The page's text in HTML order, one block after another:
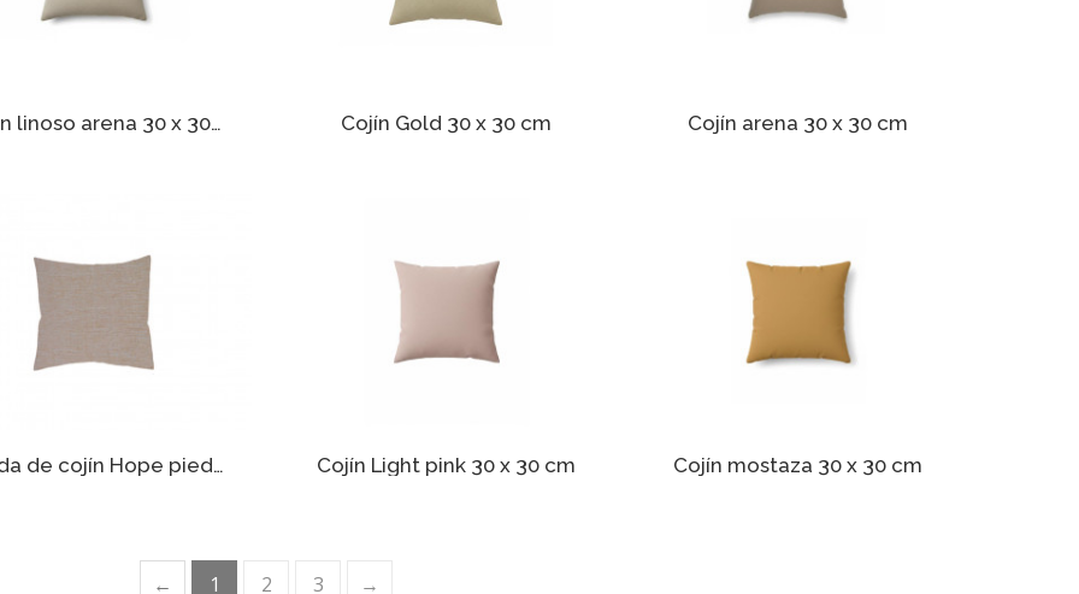
Cojín linoso arena 30 x 30 cm Cojín Gold 30 x 30 cm Cojín arena 30 x 30 cm
Funda de cojín Hope piedra 30 x 30 cm Cojín Light pink 30 x 30 cm Cojín mostaza 30 x 30 cm
← 1 2 3 →